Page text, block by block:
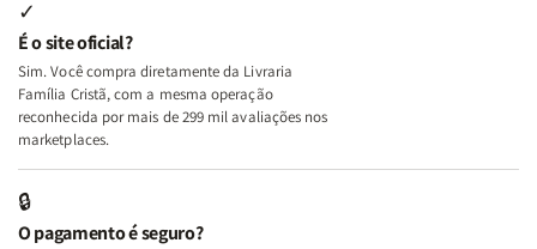
e
Deus
+
A
Mulher
Lar
+
A
Lar
✓
É o site oficial?
Sim. Você compra diretamente da Livraria
Família Cristã, com a mesma operação
reconhecida por mais de 299 mil avaliações nos
marketplaces.
🔒
O pagamento é seguro?